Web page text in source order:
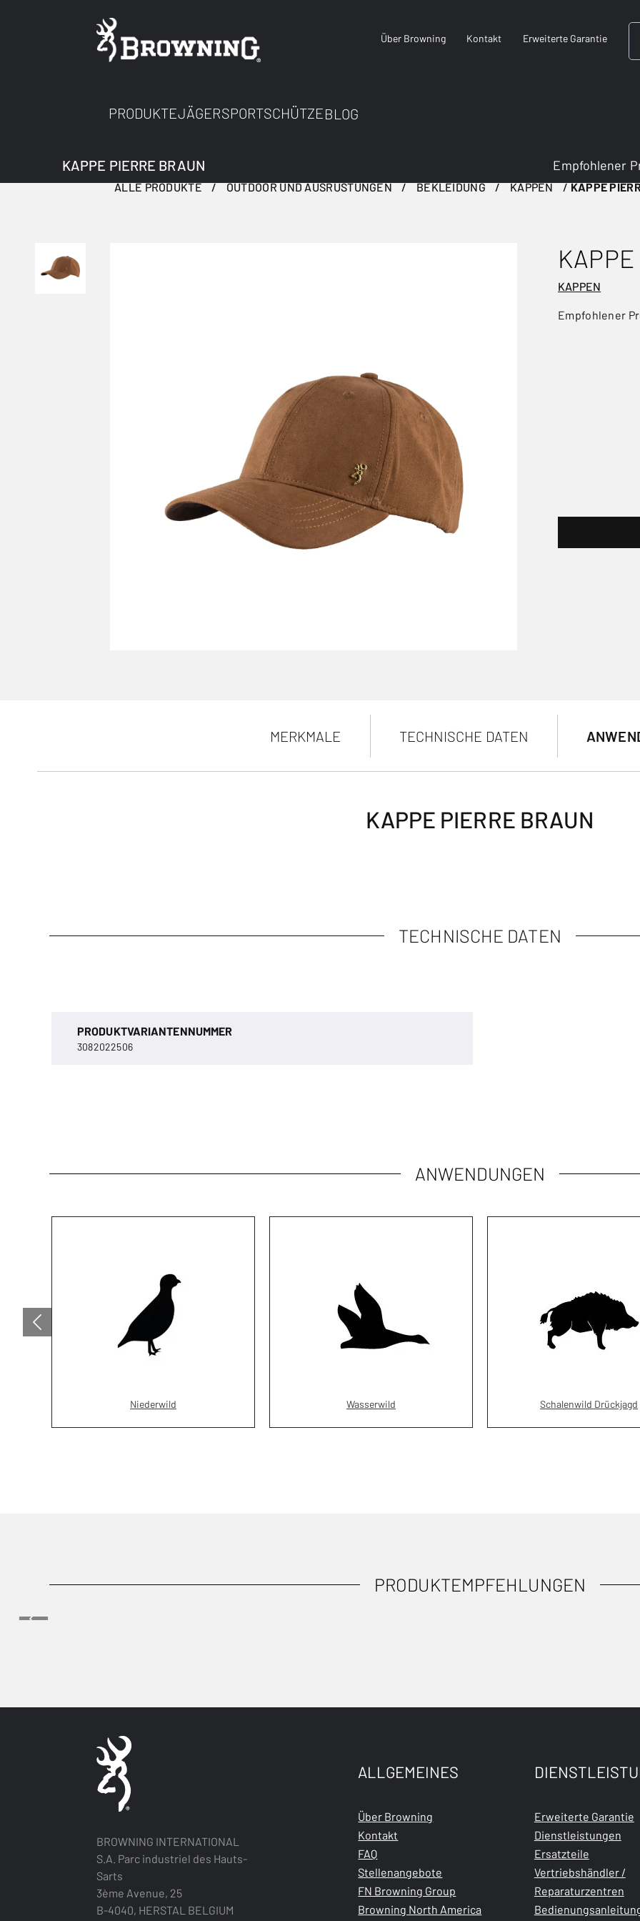
Über Browning Kontakt Erweiterte Garantie
PRODUKTEJÄGERSPORTSCHÜTZEBLOG
ALLE PRODUKTE OUTDOOR UND AUSRÜSTUNGEN BEKLEIDUNG KAPPEN KAPPE
KAPPEN
Empfohlener
KAPPE PIERRE BRAUN Empfohlener
MERKMALE TECHNISCHE DATEN
KAPPE PIERRE BRAUN
TECHNISCHE DATEN
PRODUKTVARIANTENNUMMER
3082022506
ANWENDUNGEN
Niederwild Wasserwild Schalenwild Drückjagd
PRODUKTEMPFEHLUNGEN
BROWNING INTERNATIONAL
S.A. Parc industriel des Hauts-
Sarts
3ème Avenue, 25
B-4040, HERSTAL BELGIUM
ALLGEMEINES
Über Browning
Kontakt
FAQ
Stellenangebote
FN Browning Group
Browning North America
Erweiterte Garantie
Dienstleistungen
Ersatzteile
Vertriebshändler /
Reparaturzentren